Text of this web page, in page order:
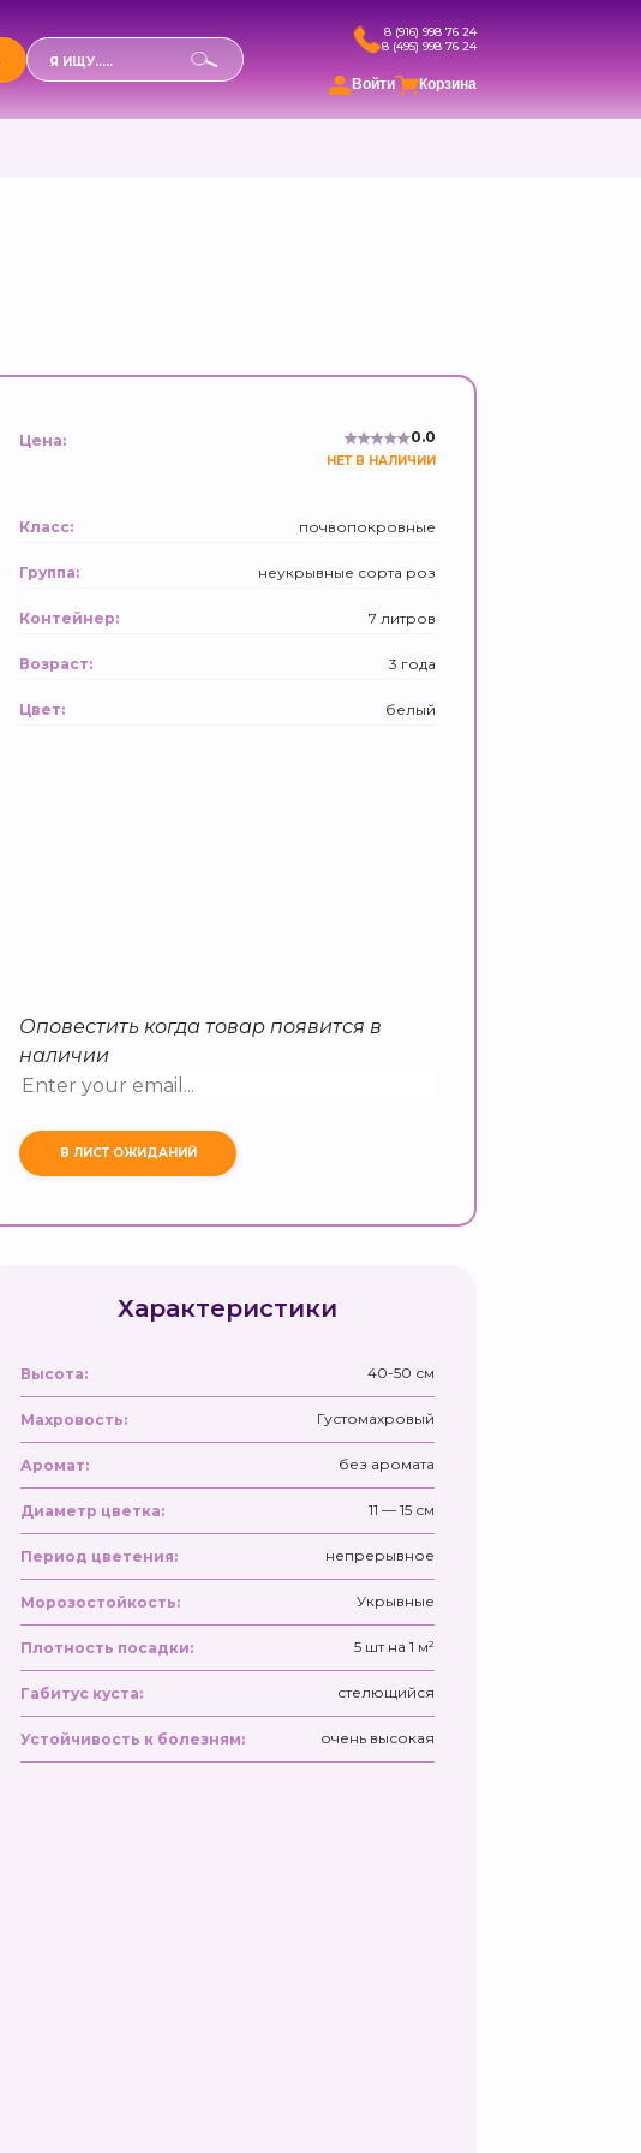
Поиск
товаров
8 (916) 998 76 24
8 (495) 998 76 24
Войти Корзина
Цена: 0.0
НЕТ В НАЛИЧИИ
Класс: почвопокровные
Группа: неукрывные сорта роз
Контейнер: 7 литров
Возраст: 3 года
Цвет: белый
Оповестить когда товар появится в
наличии
Характеристики
Высота: 40-50 см
Махровость: Густомахровый
Аромат: без аромата
Диаметр цветка: 11 — 15 см
Период цветения: непрерывное
Морозостойкость: Укрывные
Плотность посадки: 5 шт на 1 м²
Габитус куста: стелющийся
Устойчивость к болезням: очень высокая